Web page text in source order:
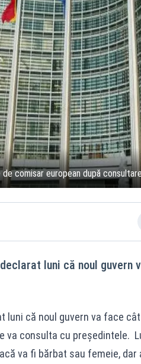
comisar european după
luni că noul guvern
luni că noul guvern va face
va consulta cu preşedintele.
va fi bărbat sau femeie, dar